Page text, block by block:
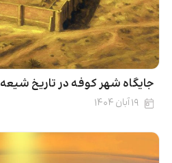
جایگاه شهر کوفه در تاریخ شیعه
۱۹ آبان ۱۴۰۴